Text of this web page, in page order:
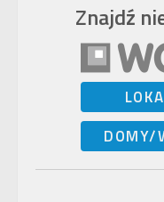
Znajdź
DOMY/